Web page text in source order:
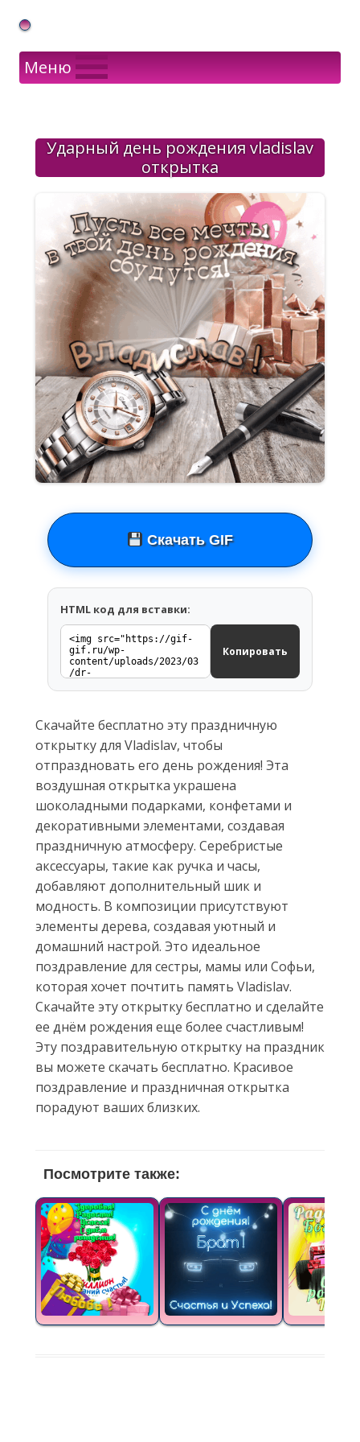
Gif Открытки в подарок
Меню
Ударный день рождения vladislav
открытка
Скачать GIF
HTML код для вставки:
Копировать
Скачайте бесплатно эту праздничную
открытку для Vladislav, чтобы
отпраздновать его день рождения! Эта
воздушная открытка украшена
шоколадными подарками, конфетами и
декоративными элементами, создавая
праздничную атмосферу. Серебристые
аксессуары, такие как ручка и часы,
добавляют дополнительный шик и
модность. В композиции присутствуют
элементы дерева, создавая уютный и
домашний настрой. Это идеальное
поздравление для сестры, мамы или Софьи,
которая хочет почтить память Vladislav.
Скачайте эту открытку бесплатно и сделайте
ее днём рождения еще более счастливым!
Эту поздравительную открытку на праздник
вы можете скачать бесплатно. Красивое
поздравление и праздничная открытка
порадуют ваших близких.
Посмотрите также: